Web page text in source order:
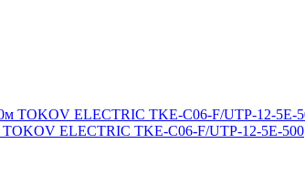
TOKOV ELECTRIC TKE-C06-F/UTP-12-5E-500